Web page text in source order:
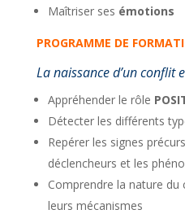
Maîtriser ses émotions
PROGRAMME DE
La naissance d’un conflit
Appréhender le rôle
Détecter les différents
Repérer les signes
déclencheurs et les
Comprendre la nature
leurs mécanismes